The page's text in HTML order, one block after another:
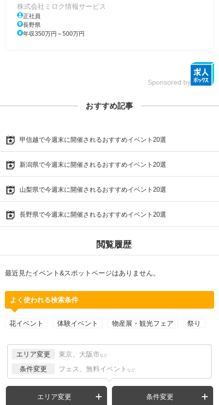
株式会社ミロク情報サービス
正社員
長野県
年収350万円～500万円
Sponsored by
おすすめ記事
甲信越で今週末に開催されるおすすめイベント20選
新潟県で今週末に開催されるおすすめイベント20選
山梨県で今週末に開催されるおすすめイベント20選
長野県で今週末に開催されるおすすめイベント20選
閲覧履歴
最近見たイベント&スポットページはありません。
よく使われる検索条件
花イベント 体験イベント 物産展・観光フェア 祭り
エリア変更 東京、大阪市 など
条件変更 フェス、無料イベント など
エリア変更 条件変更